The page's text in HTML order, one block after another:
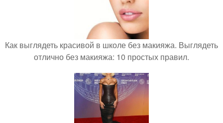
Как выглядеть красивой в школе без макияжа. Выглядеть
отлично без макияжа: 10 простых правил.